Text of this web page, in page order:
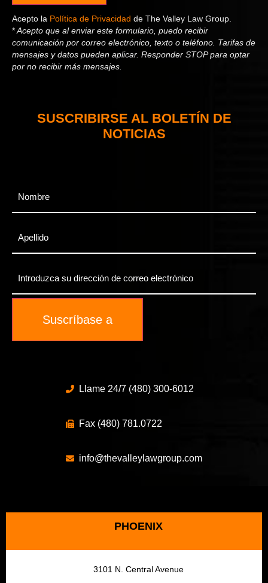
Acepto la Política de Privacidad de The Valley Law Group.
* Acepto que al enviar este formulario, puedo recibir
comunicación por correo electrónico, texto o teléfono. Tarifas de
mensajes y datos pueden aplicar. Responder STOP para optar
por no recibir más mensajes.
SUSCRIBIRSE AL BOLETÍN DE
NOTICIAS
Name *
Name *
Your
Suscríbase a
Llame 24/7 (480) 300-6012
Fax (480) 781.0722
info@thevalleylawgroup.com
PHOENIX
3101 N. Central Avenue